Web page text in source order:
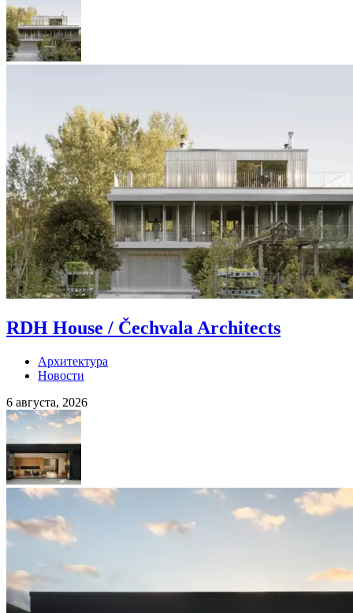
RDH House / Čechvala Architects
Архитектура
Новости
6 августа, 2026